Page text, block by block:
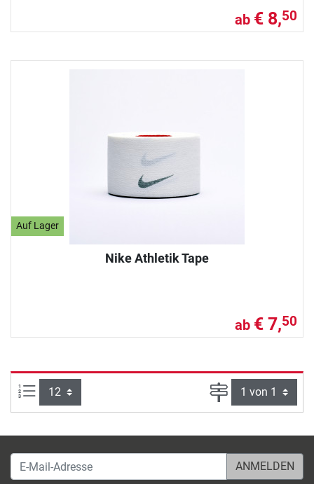
ab € 8,50
Auf Lager
Nike Athletik Tape
ab € 7,50
Artikel pro Seite: Seite
E-Mail-Adresse